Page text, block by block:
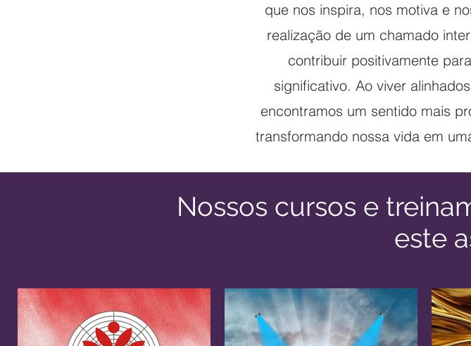
que nos inspira, nos motiva e
realização de um chamado
contribuir positivamente
significativo. Ao viver
encontramos um sentido mais
transformando nossa vida em
Nossos cursos e
este